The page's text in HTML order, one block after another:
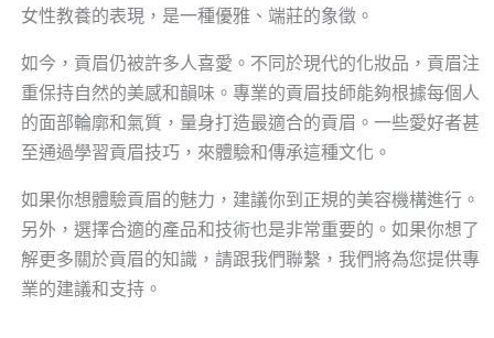
女性教養的表現，是一種優雅、端莊的象徵。
如今，貢眉仍被許多人喜愛。不同於現代的化妝品，貢眉注
重保持自然的美感和韻味。專業的貢眉技師能夠根據每個人
的面部輪廓和氣質，量身打造最適合的貢眉。一些愛好者甚
至通過學習貢眉技巧，來體驗和傳承這種文化。
如果你想體驗貢眉的魅力，建議你到正規的美容機構進行。
另外，選擇合適的產品和技術也是非常重要的。如果你想了
解更多關於貢眉的知識，請跟我們聯繫，我們將為您提供專
業的建議和支持。